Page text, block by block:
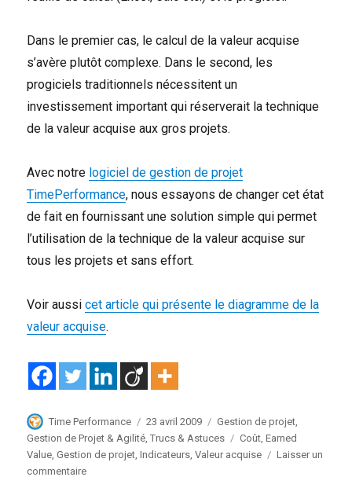
Dans le premier cas, le calcul de la valeur acquise
s’avère plutôt complexe. Dans le second, les
progiciels traditionnels nécessitent un
investissement important qui réserverait la technique
de la valeur acquise aux gros projets.
Avec notre logiciel de gestion de projet
TimePerformance, nous essayons de changer cet état
de fait en fournissant une solution simple qui permet
l’utilisation de la technique de la valeur acquise sur
tous les projets et sans effort.
Voir aussicet article qui présente le diagramme de la
valeur acquise.
Auteur
Time Performance
Publié
le
23 avril 2009 Catégories
Gestion de projet
Gestion de Projet & Agilité ,Trucs & Astuces Étiquettes
Coût ,Earned
Value ,Gestion de projet ,Indicateurs ,Valeur acquise
Laisser un
commentairesur